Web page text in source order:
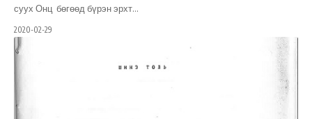
суух Онц бөгөөд бүрэн эрхт…
2020-02-29